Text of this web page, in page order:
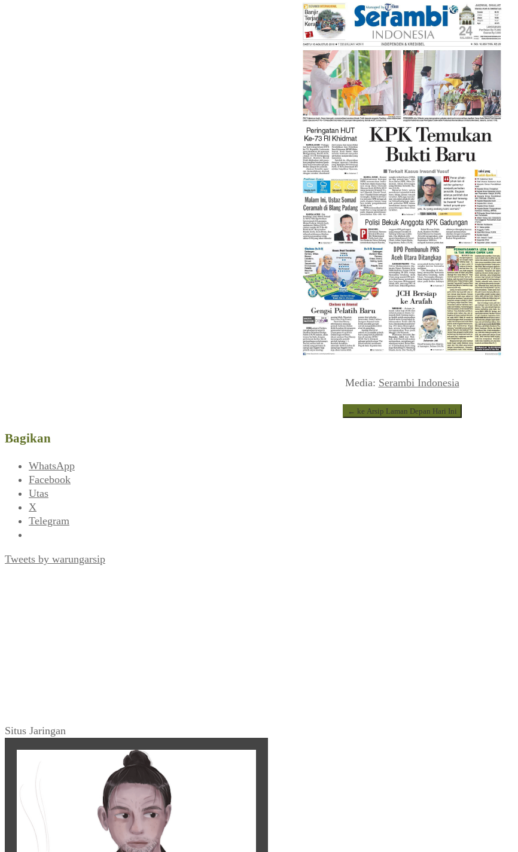
Media: Serambi Indonesia
← ke Arsip Laman Depan Hari Ini
Bagikan
WhatsApp
Facebook
Utas
X
Telegram
Tweets by warungarsip
Situs Jaringan